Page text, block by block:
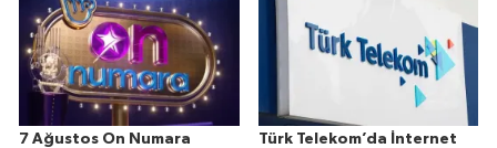
7 Ağustos On Numara
Türk Telekom’da İnternet